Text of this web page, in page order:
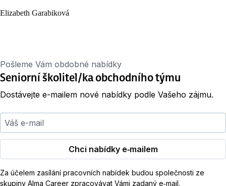
Elizabeth Garabiková
Pošleme Vám obdobné nabídky
Seniorní školitel/ka obchodního týmu
Dostávejte e-mailem nové nabídky podle Vašeho zájmu.
Váš e-mail
Chci nabídky e‑mailem
Za účelem zasílání pracovních nabídek budou společnosti ze
skupiny Alma Career zpracovávat Vámi zadaný e‑mail.